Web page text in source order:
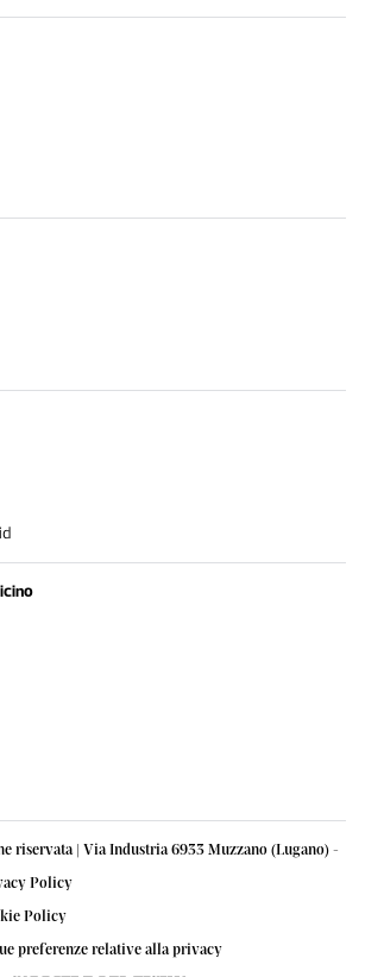
riservata | Via Industria 6933 Muzzano (Lugano) -
Policy
Policy
preferenze relative alla privacy